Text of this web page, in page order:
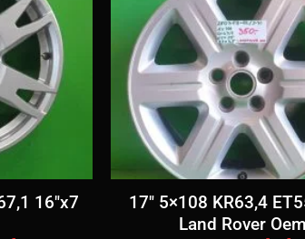
16″x7
17″ 5×108 KR63,4
Land Rover